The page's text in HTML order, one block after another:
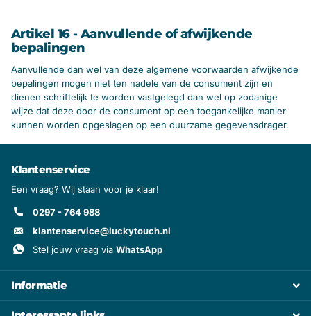
Artikel 16 - Aanvullende of afwijkende
bepalingen
Aanvullende dan wel van deze algemene voorwaarden afwijkende
bepalingen mogen niet ten nadele van de consument zijn en
dienen schriftelijk te worden vastgelegd dan wel op zodanige
wijze dat deze door de consument op een toegankelijke manier
kunnen worden opgeslagen op een duurzame gegevensdrager.
Klantenservice
Een vraag? Wij staan voor je klaar!
0297 - 764 988
klantenservice@luckytouch.nl
Stel jouw vraag via WhatsApp
Informatie